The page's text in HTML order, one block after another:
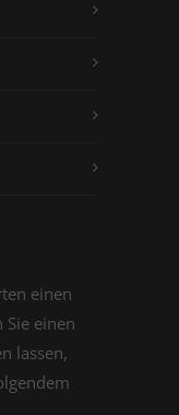
einen
einen
lassen,